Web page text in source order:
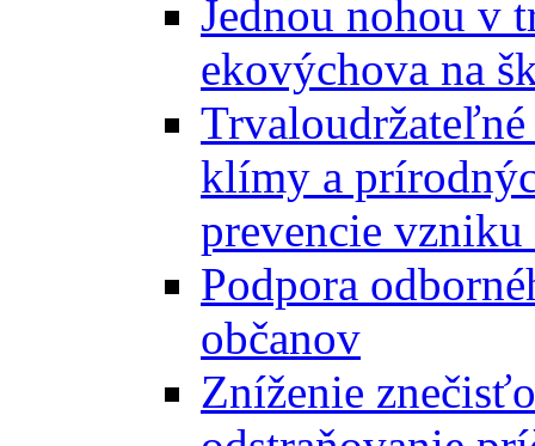
Jednou nohou v
ekovýchova na
klímy a
prevencie vzniku
Podpora
občanov
Zníženie